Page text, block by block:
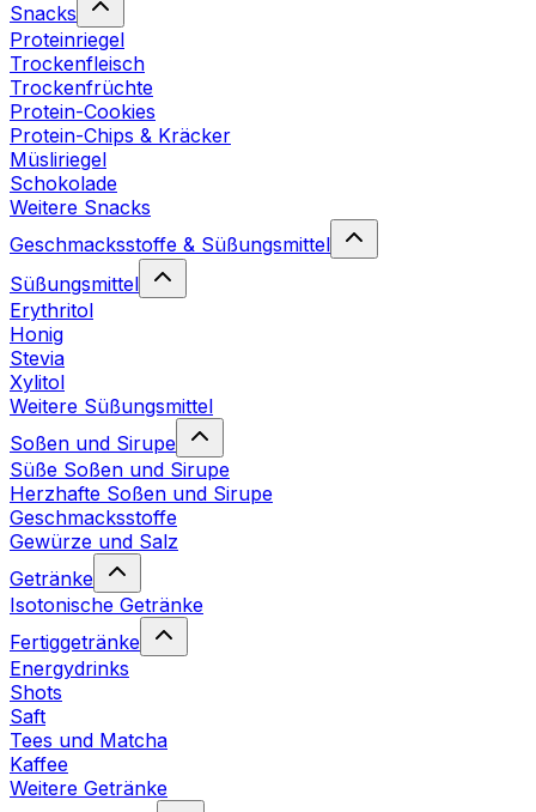
Snacks
Proteinriegel
Trockenfleisch
Trockenfrüchte
Protein-Cookies
Protein-Chips & Kräcker
Müsliriegel
Schokolade
Weitere Snacks
Geschmacksstoffe & Süßungsmittel
Süßungsmittel
Erythritol
Honig
Stevia
Xylitol
Weitere Süßungsmittel
Soßen und Sirupe
Süße Soßen und Sirupe
Herzhafte Soßen und Sirupe
Geschmacksstoffe
Gewürze und Salz
Getränke
Isotonische Getränke
Fertiggetränke
Energydrinks
Shots
Saft
Tees und Matcha
Kaffee
Weitere Getränke